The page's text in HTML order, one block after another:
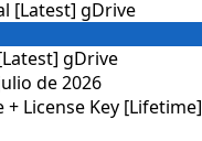
gDrive
de 2026